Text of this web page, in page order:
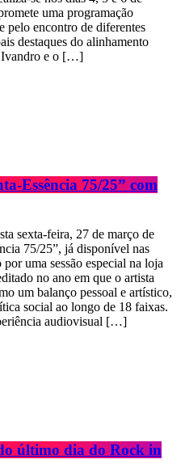
uma programação
pelo encontro de diferentes
destaques do alinhamento
Ivandro e o […]
Essência 75/25” com
sexta-feira, 27 de março de
75/25”, já disponível nas
uma sessão especial na loja
no ano em que o artista
um balanço pessoal e artístico,
social ao longo de 18 faixas.
audiovisual […]
último dia do Rock in